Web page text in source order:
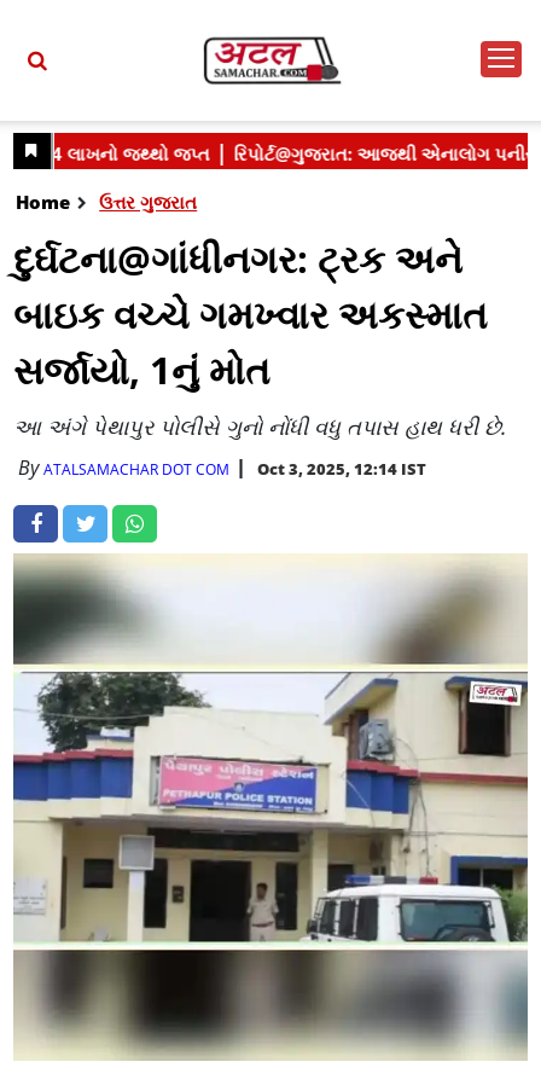
Home ઉત્તર ગુજરાત
દુર્ઘટના@ગાંધીનગર: ટ્રક અને
બાઇક વચ્ચે ગમખ્વાર અકસ્માત
સર્જાયો, 1નું મોત
આ અંગે પેથાપુર પોલીસે ગુનો નોંધી વધુ તપાસ હાથ ધરી છે.
ByATALSAMACHAR DOT COM Oct 3, 2025, 12:14 IST